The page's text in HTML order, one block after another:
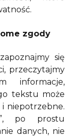
zgody
się
przeczytajmy
informacje,
tekstu może
i niepotrzebne.
po prostu
danych, nie